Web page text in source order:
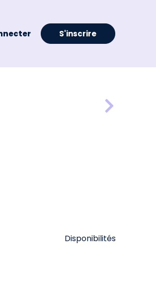
S'inscrire
Disponibilités